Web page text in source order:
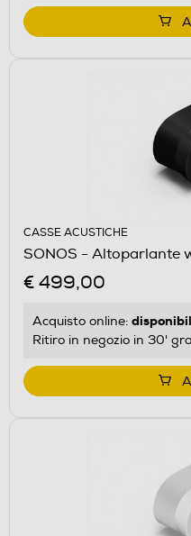
CASSE ACUSTICHE
SONOS - Altoparlante
€ 499,00
Acquisto online:
Ritiro in negozio in 30'